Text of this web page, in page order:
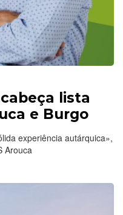
lista
e Burgo
experiência autárquica»,
Arouca